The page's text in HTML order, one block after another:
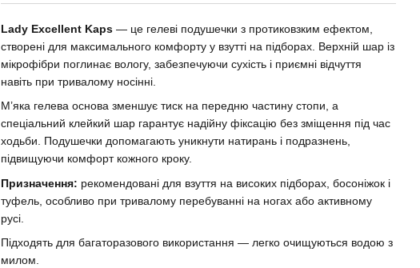
Lady Excellent Kaps — це гелеві подушечки з протиковзким ефектом,
створені для максимального комфорту у взутті на підборах. Верхній шар із
мікрофібри поглинає вологу, забезпечуючи сухість і приємні відчуття
навіть при тривалому носінні.
М’яка гелева основа зменшує тиск на передню частину стопи, а
спеціальний клейкий шар гарантує надійну фіксацію без зміщення під час
ходьби. Подушечки допомагають уникнути натирань і подразнень,
підвищуючи комфорт кожного кроку.
Призначення: рекомендовані для взуття на високих підборах, босоніжок і
туфель, особливо при тривалому перебуванні на ногах або активному
русі.
Підходять для багаторазового використання — легко очищуються водою з
милом.